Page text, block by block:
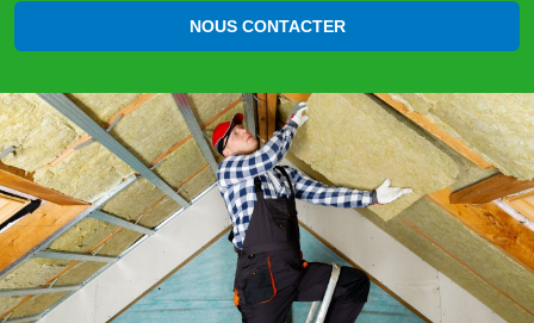
NOUS CONTACTER